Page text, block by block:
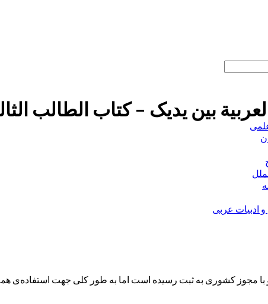
و ادبیات عربی
بین یدیک – کتاب الطالب
مجوز کشوری به ثبت رسیده است اما به طور کلی جهت استفاده‌ی